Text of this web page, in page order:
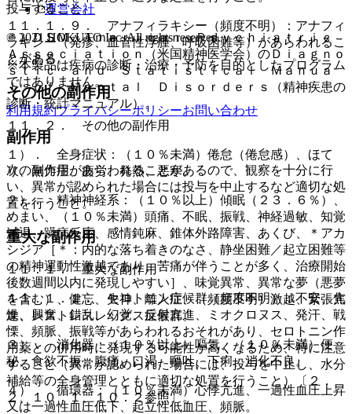
１１．１．９． アナフィラキシー（頻度不明）：アナフィ
ラキシー（発疹、血管性浮腫、呼吸困難等）があらわれるこ
とがある。
その他の副作用
１１．２． その他の副作用
１）． 全身症状：（１０％未満）倦怠（倦怠感）、ほて
り、無力症、疲労、発熱、悪寒。
２）． 精神神経系：（１０％以上）傾眠（２３．６％）、
めまい、（１０％未満）頭痛、不眠、振戦、神経過敏、知覚
減退、躁病反応、感情鈍麻、錐体外路障害、あくび、＊アカ
シジア［＊：内的な落ち着きのなさ、静坐困難／起立困難等
の精神運動性激越であり、苦痛が伴うことが多く、治療開始
後数週間以内に発現しやすい］、味覚異常、異常な夢（悪夢
を含む）、健忘、失神、離人症、（頻度不明）激越、緊張亢
進、レストレスレッグス症候群。
３）． 消化器：（１０％以上）嘔気、（１０％未満）便
秘、食欲不振、腹痛、口渇、嘔吐、下痢、消化不良。
４）． 循環器：（１０％未満）心悸亢進、一過性血圧上昇
又は一過性血圧低下、起立性低血圧、頻脈。
投与すること。
＊）ＤＳＭ：Ａｍｅｒｉｃａｎ Ｐｓｙｃｈｉａｔｒｉｃ
Ａｓｓｏｃｉａｔｉｏｎ（米国精神医学会）のＤｉａｇｎｏ
ｓｔｉｃ ａｎｄ Ｓｔａｔｉｓｔｉｃａｌ Ｍａｎｕａ
ｌ ｏｆ Ｍｅｎｔａｌ Ｄｉｓｏｒｄｅｒｓ（精神疾患の
診断・統計マニュアル）。
副作用
次の副作用があらわれることがあるので、観察を十分に行
い、異常が認められた場合には投与を中止するなど適切な処
置を行うこと。
重大な副作用
１１．１． 重大な副作用
１１．１．１． セロトニン症候群（頻度不明）：不安、焦
燥、興奮、錯乱、幻覚、反射亢進、ミオクロヌス、発汗、戦
慄、頻脈、振戦等があらわれるおそれがあり、セロトニン作
用薬との併用時に発現する可能性が高くなるため、特に注意
すること（異常が認められた場合には、投与を中止し、水分
補給等の全身管理とともに適切な処置を行うこと）〔２．
２、１０．１、１０．２参照〕。
運営会社
© 2021 HOKUTO Inc. All rights reserved.
※本製品は疾病の診断・治療・予防を目的としたプログラム
ではありません。
利用規約プライバシーポリシーお問い合わせ